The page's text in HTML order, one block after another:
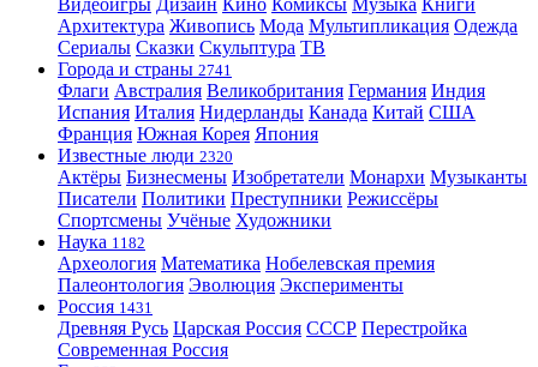
Видеоигры Дизайн Кино Комиксы Музыка Книги
Архитектура Живопись Мода Мультипликация Одежда
Сериалы Сказки Скульптура ТВ
Города и страны 2741
Флаги Австралия Великобритания Германия Индия
Испания Италия Нидерланды Канада Китай США
Франция Южная Корея Япония
Известные люди 2320
Актёры Бизнесмены Изобретатели Монархи Музыканты
Писатели Политики Преступники Режиссёры
Спортсмены Учёные Художники
Наука 1182
Археология Математика Нобелевская премия
Палеонтология Эволюция Эксперименты
Россия 1431
Древняя Русь Царская Россия СССР Перестройка
Современная Россия